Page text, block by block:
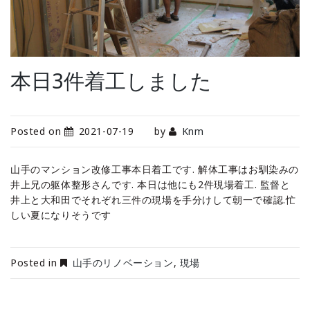
本日3件着工しました
Posted on 2021-07-19 by Knm
山手のマンション改修工事本日着工です. 解体工事はお馴染みの
井上兄の躯体整形さんです. 本日は他にも2件現場着工. 監督と
井上と大和田でそれぞれ三件の現場を手分けして朝一で確認.忙
しい夏になりそうです
Posted in 山手のリノベーション, 現場